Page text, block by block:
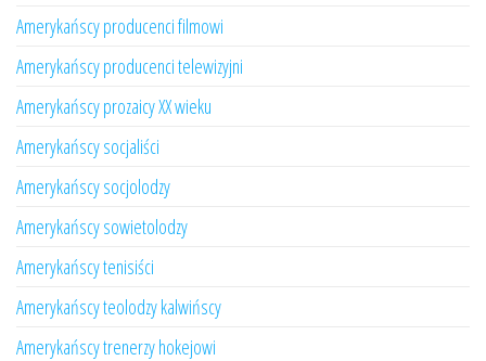
Amerykańscy producenci filmowi
Amerykańscy producenci telewizyjni
Amerykańscy prozaicy XX wieku
Amerykańscy socjaliści
Amerykańscy socjolodzy
Amerykańscy sowietolodzy
Amerykańscy tenisiści
Amerykańscy teolodzy kalwińscy
Amerykańscy trenerzy hokejowi